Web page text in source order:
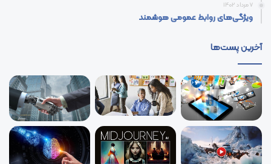
7 مرداد 1402
ویژگی‌های روابط عمومی هوشمند
آخرین پست‌ها